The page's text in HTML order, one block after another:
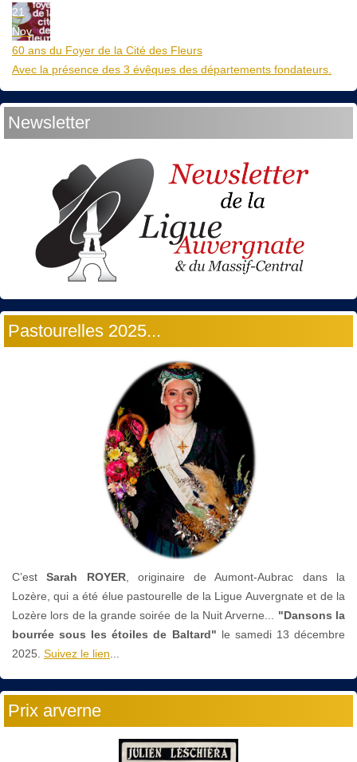
21
Nov
60 ans du Foyer de la Cité des Fleurs
Avec la présence des 3 évêques des départements fondateurs.
Newsletter
Pastourelles 2025...
C’estSarah ROYER, originaire de Aumont-Aubrac dans la
Lozère, qui a été élue pastourelle de la Ligue Auvergnate et de la
Lozère lors de la grande soirée de la Nuit Arverne... "Dansons la
bourrée sous les étoiles de Baltard" le samedi 13 décembre
2025. Suivez le lien...
Prix arverne